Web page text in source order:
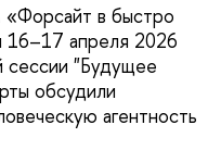
в быстро
апреля 2026
"Будущее
обсудили
агентность